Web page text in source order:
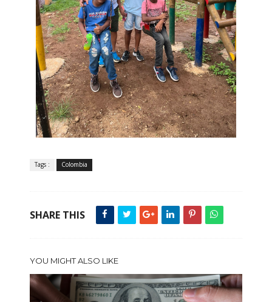
Tags : Colombia
SHARE THIS
YOU MIGHT ALSO LIKE